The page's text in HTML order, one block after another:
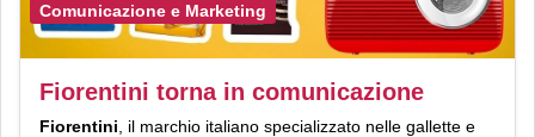
Comunicazione e Marketing
Fiorentini torna in comunicazione
Fiorentini , il marchio italiano specializzato nelle gallette e